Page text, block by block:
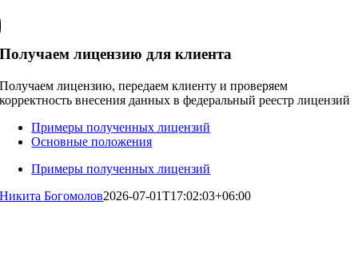
Получаем лицензию для клиента
Получаем лицензию, передаем клиенту и проверяем
корректность внесения данных в федеральный реестр лицензий
Примеры полученных лицензий
Основные положения
Примеры полученных лицензий
Никита Богомолов2026-07-01T17:02:03+06:00